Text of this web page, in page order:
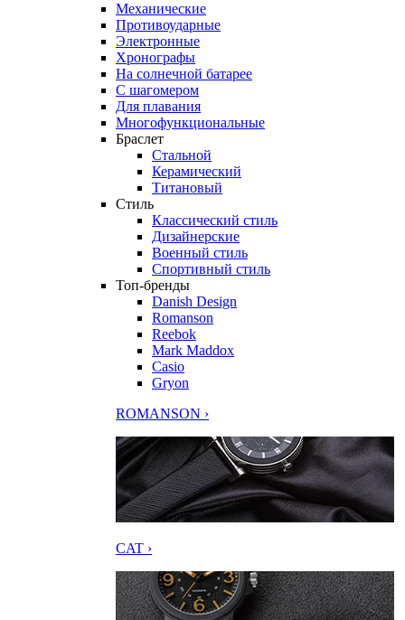
Механические
Противоударные
Электронные
Хронографы
На солнечной батарее
С шагомером
Для плавания
Многофункциональные
Браслет
Стальной
Керамический
Титановый
Стиль
Классический стиль
Дизайнерские
Военный стиль
Спортивный стиль
Топ-бренды
Danish Design
Romanson
Reebok
Mark Maddox
Casio
Gryon
ROMANSON ›
CAT ›